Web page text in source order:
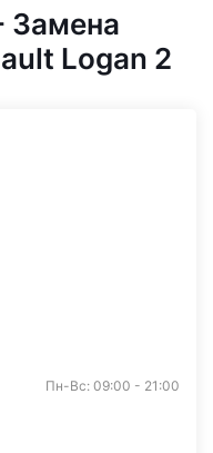
Замена
Logan 2
Пн-Вс: 09:00 - 21:00